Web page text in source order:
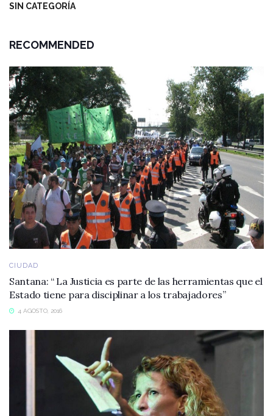
SIN CATEGORÍA
RECOMMENDED
CIUDAD
Santana: “ La Justicia es parte de las herramientas que el
Estado tiene para disciplinar a los trabajadores”
4 AGOSTO, 2016